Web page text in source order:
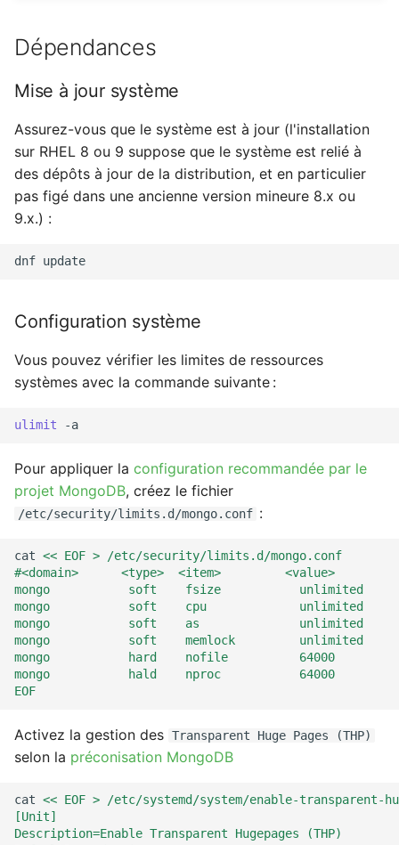
Dépendances
Mise à jour système
Assurez-vous que le système est à jour (l'installation
sur RHEL 8 ou 9 suppose que le système est relié à
des dépôts à jour de la distribution, et en particulier
pas figé dans une ancienne version mineure 8.x ou
9.x.) :
dnf
Configuration système
Vous pouvez vérifier les limites de ressources
systèmes avec la commande suivante :
ulimit
Pour appliquer la configuration recommandée par le
projet MongoDB, créez le fichier
/etc/security/limits.d/mongo.conf :
cat << EOF > /etc/security/limits.d/mongo.conf
#<domain>      <type>  <item>         <value>
mongo           soft    fsize           unlimited
mongo           soft    cpu             unlimited
mongo           soft    as              unlimited
mongo           soft    memlock         unlimited
mongo           hard    nofile          64000
mongo           hald    nproc           64000
EOF
Activez la gestion des Transparent Huge Pages (THP)
selon la préconisation MongoDB
cat << EOF > /etc/systemd/system/enable-transparent-
[Unit]
Description=Enable Transparent Hugepages (THP)